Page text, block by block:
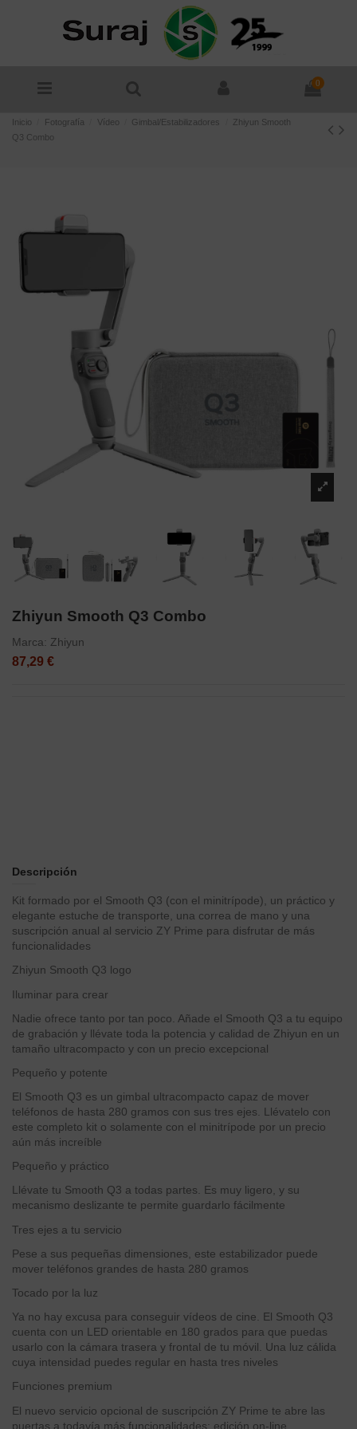
0
Inicio Fotografía Vídeo Gimbal/Estabilizadores
Zhiyun Smooth
Q3 Combo
Zhiyun Smooth Q3 Combo
Marca: Zhiyun
87,29 €
Descripción
Kit formado por el Smooth Q3 (con el minitrípode), un práctico y
elegante estuche de transporte, una correa de mano y una
suscripción anual al servicio ZY Prime para disfrutar de más
funcionalidades
Zhiyun Smooth Q3 logo
Iluminar para crear
Nadie ofrece tanto por tan poco. Añade el Smooth Q3 a tu equipo
de grabación y llévate toda la potencia y calidad de Zhiyun en un
tamaño ultracompacto y con un precio excepcional
Pequeño y potente
El Smooth Q3 es un gimbal ultracompacto capaz de mover
teléfonos de hasta 280 gramos con sus tres ejes. Llévatelo con
este completo kit o solamente con el minitrípode por un precio
aún más increíble
Pequeño y práctico
Llévate tu Smooth Q3 a todas partes. Es muy ligero, y su
mecanismo deslizante te permite guardarlo fácilmente
Tres ejes a tu servicio
Pese a sus pequeñas dimensiones, este estabilizador puede
mover teléfonos grandes de hasta 280 gramos
Tocado por la luz
Ya no hay excusa para conseguir vídeos de cine. El Smooth Q3
cuenta con un LED orientable en 180 grados para que puedas
usarlo con la cámara trasera y frontal de tu móvil. Una luz cálida
cuya intensidad puedes regular en hasta tres niveles
Funciones premium
El nuevo servicio opcional de suscripción ZY Prime te abre las
puertas a todavía más funcionalidades: edición on-line,